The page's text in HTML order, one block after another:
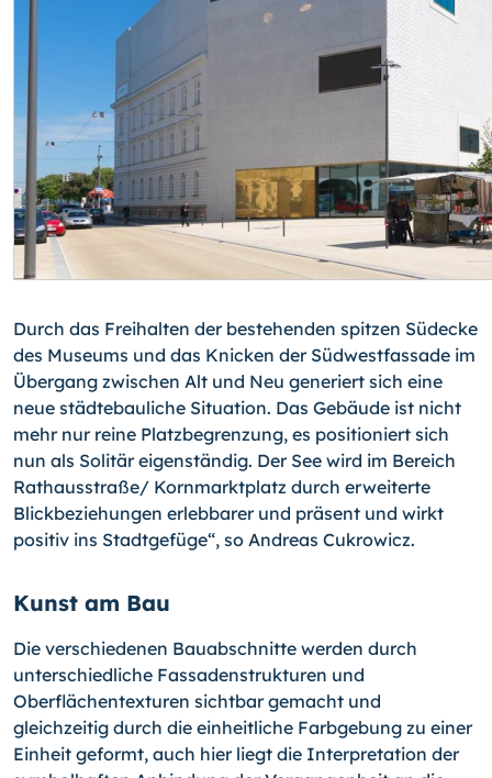
Durch das Freihalten der bestehenden spitzen Südecke
des Museums und das Kni­cken der Südwestfassade im
Übergang zwischen Alt und Neu generiert sich eine
neue städtebauliche Situation. Das Gebäude ist nicht
mehr nur reine Platzbegrenzung, es positioniert sich
nun als Solitär eigenständig. Der See wird im Bereich
Rathausstraße/ Kornmarktplatz durch erweiterte
Blickbeziehungen erlebbarer und präsent und wirkt
positiv ins Stadtgefüge“, so Andreas Cukrowicz.
Kunst am Bau
Die verschiedenen Bauabschnitte werden durch
unterschiedliche Fassadenstrukturen und
Oberflächentexturen sichtbar gemacht und
gleichzeitig durch die einheitliche Farbgebung zu einer
Einheit geformt, auch hier liegt die Interpretation der